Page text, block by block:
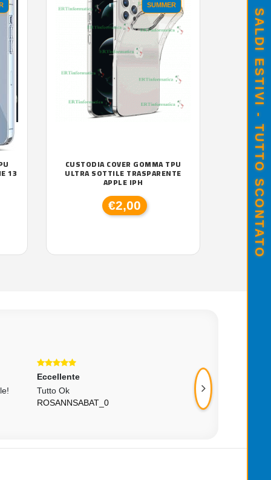
13
SUMMER
CUSTODIA COVER GOMMA TPU
ULTRA SOTTILE TRASPARENTE
APPLE IPH
€2,00
Eccellente
Tutto Ok
ROSANNSABAT_0
Eccellente
Tutto Ok!
GGIO5141-
SALDI ESTIVI - TUTTO SCONTATO